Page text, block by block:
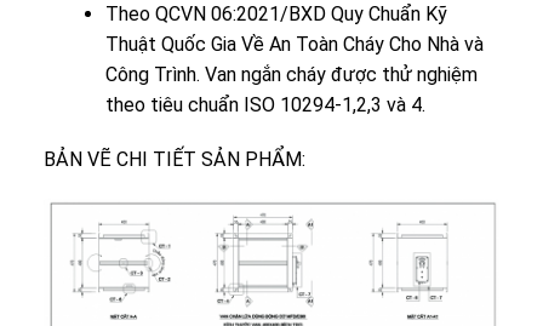
Theo QCVN 06:2021/BXD Quy Chuẩn Kỹ
Thuật Quốc Gia Về An Toàn Cháy Cho Nhà và
Công Trình. Van ngắn cháy được thử nghiệm
theo tiêu chuẩn ISO 10294-1,2,3 và 4.
BẢN VẼ CHI TIẾT SẢN PHẨM: